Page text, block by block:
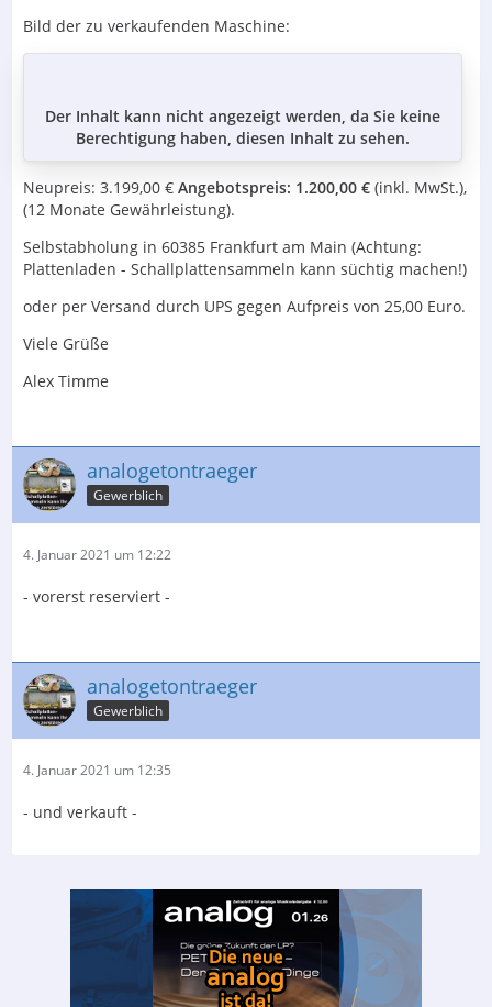
Bild der zu verkaufenden Maschine:
Der Inhalt kann nicht angezeigt werden, da Sie keine
Berechtigung haben, diesen Inhalt zu sehen.
Neupreis: 3.199,00 € Angebotspreis: 1.200,00 € (inkl. MwSt.),
(12 Monate Gewährleistung).
Selbstabholung in 60385 Frankfurt am Main (Achtung:
Plattenladen - Schallplattensammeln kann süchtig machen!)
oder per Versand durch UPS gegen Aufpreis von 25,00 Euro.
Viele Grüße
Alex Timme
analogetontraeger
Gewerblich
4. Januar 2021 um 12:22
- vorerst reserviert -
analogetontraeger
Gewerblich
4. Januar 2021 um 12:35
- und verkauft -